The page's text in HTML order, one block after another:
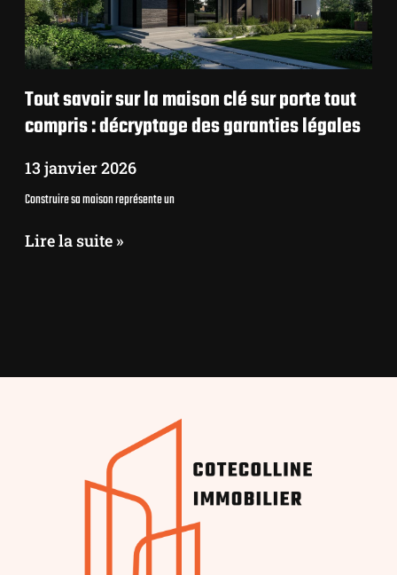
Tout savoir sur la maison clé sur porte tout
compris : décryptage des garanties légales
13 janvier 2026
Construire sa maison représente un
Lire la suite »